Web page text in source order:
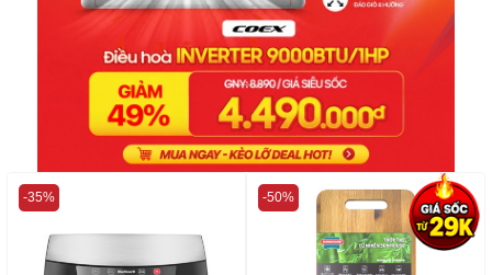
-35% -50%